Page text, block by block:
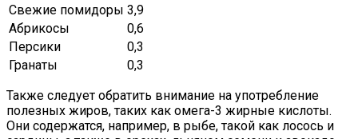
Свежие помидоры 3,9
Абрикосы
0,6
Персики
0,3
Гранаты
0,3
Также следует обратить внимание на употребление
полезных жиров, таких как омега-3 жирные кислоты.
Они содержатся, например, в рыбе, такой как лосось и